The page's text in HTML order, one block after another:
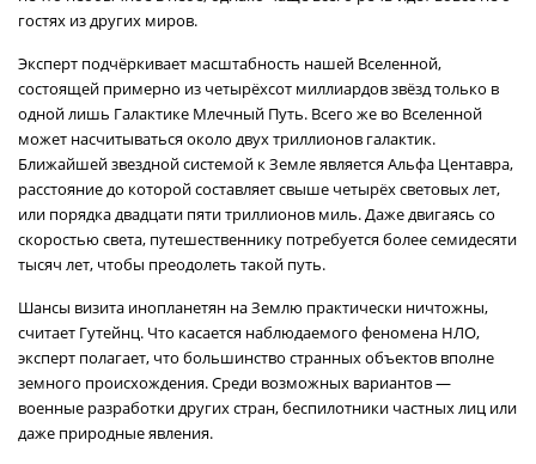
гостях из других миров.
Эксперт подчёркивает масштабность нашей Вселенной,
состоящей примерно из четырёхсот миллиардов звёзд только в
одной лишь Галактике Млечный Путь. Всего же во Вселенной
может насчитываться около двух триллионов галактик.
Ближайшей звездной системой к Земле является Альфа Центавра,
расстояние до которой составляет свыше четырёх световых лет,
или порядка двадцати пяти триллионов миль. Даже двигаясь со
скоростью света, путешественнику потребуется более семидесяти
тысяч лет, чтобы преодолеть такой путь.
Шансы визита инопланетян на Землю практически ничтожны,
считает Гутейнц. Что касается наблюдаемого феномена НЛО,
эксперт полагает, что большинство странных объектов вполне
земного происхождения. Среди возможных вариантов —
военные разработки других стран, беспилотники частных лиц или
даже природные явления.